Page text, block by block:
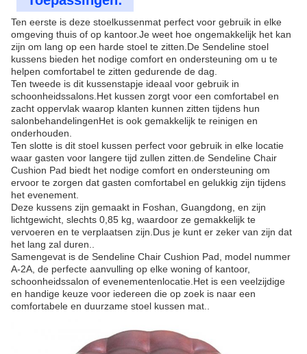
Ten eerste is deze stoelkussenmat perfect voor gebruik in elke
omgeving thuis of op kantoor.Je weet hoe ongemakkelijk het kan
zijn om lang op een harde stoel te zitten.De Sendeline stoel
kussens bieden het nodige comfort en ondersteuning om u te
helpen comfortabel te zitten gedurende de dag.
Ten tweede is dit kussenstapje ideaal voor gebruik in
schoonheidssalons.Het kussen zorgt voor een comfortabel en
zacht oppervlak waarop klanten kunnen zitten tijdens hun
salonbehandelingenHet is ook gemakkelijk te reinigen en
onderhouden.
Ten slotte is dit stoel kussen perfect voor gebruik in elke locatie
waar gasten voor langere tijd zullen zitten.de Sendeline Chair
Cushion Pad biedt het nodige comfort en ondersteuning om
ervoor te zorgen dat gasten comfortabel en gelukkig zijn tijdens
het evenement.
Deze kussens zijn gemaakt in Foshan, Guangdong, en zijn
lichtgewicht, slechts 0,85 kg, waardoor ze gemakkelijk te
vervoeren en te verplaatsen zijn.Dus je kunt er zeker van zijn dat
het lang zal duren..
Samengevat is de Sendeline Chair Cushion Pad, model nummer
A-2A, de perfecte aanvulling op elke woning of kantoor,
schoonheidssalon of evenementenlocatie.Het is een veelzijdige
en handige keuze voor iedereen die op zoek is naar een
comfortabele en duurzame stoel kussen mat..